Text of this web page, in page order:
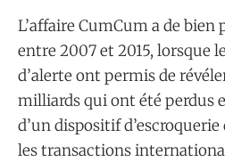
L’affaire CumCum a de bien
entre 2007 et 2015, lorsque
d’alerte ont permis de
milliards qui ont été perdus
d’un dispositif
les transactions